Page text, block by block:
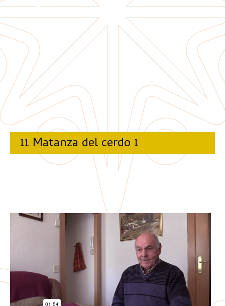
11 Matanza del cerdo 1